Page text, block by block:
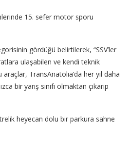
15. sefer motor sporu
gördüğü belirtilerek, “SSV’ler
ulaşabilen ve kendi teknik
TransAnatolia’da her yıl daha
bir yarış sınıfı olmaktan çıkarıp
heyecan dolu bir parkura sahne